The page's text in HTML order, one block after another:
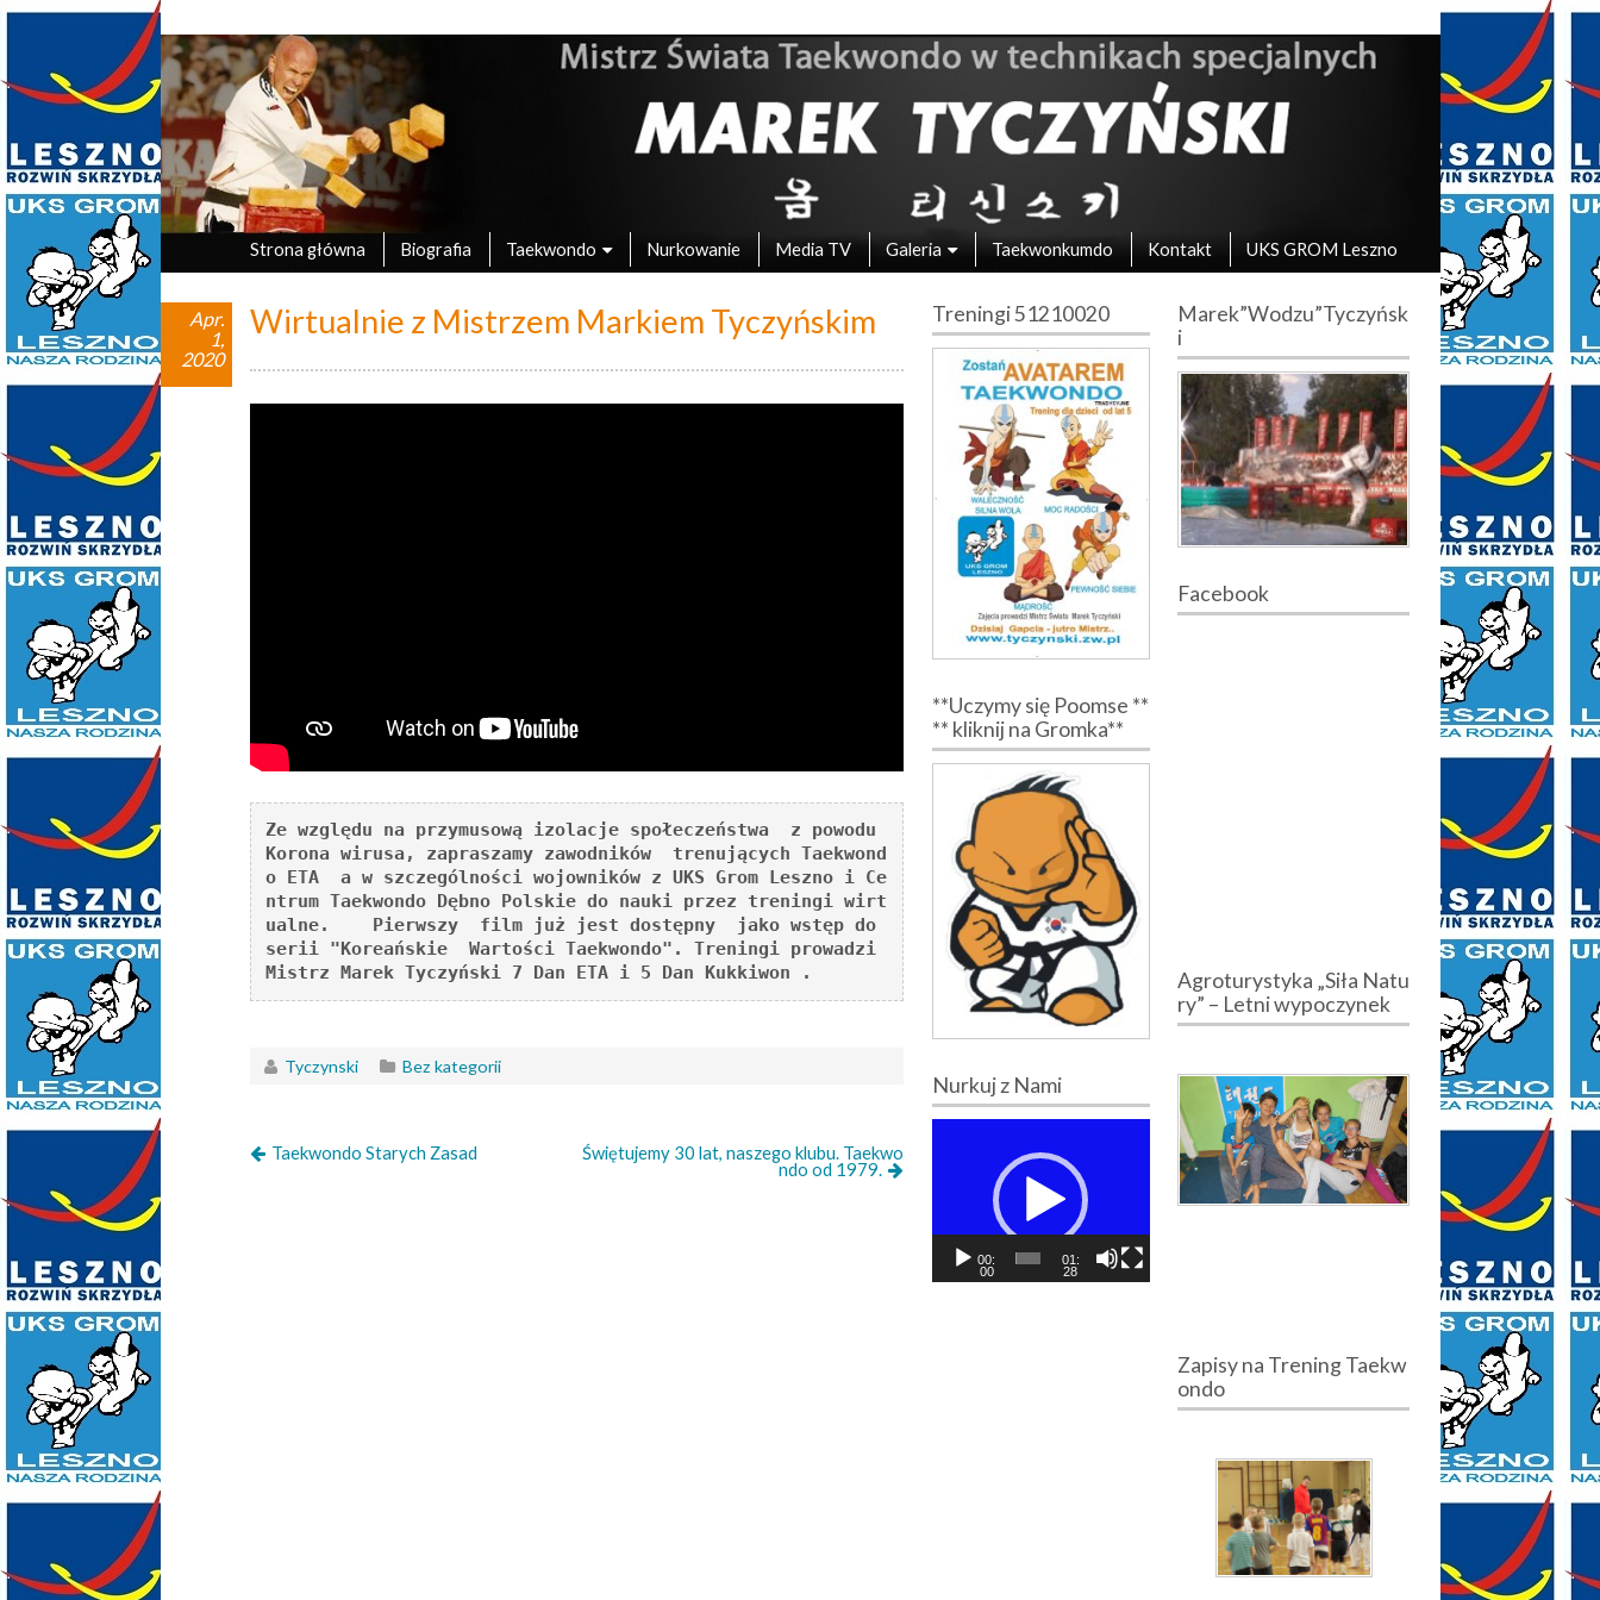
Marek Tyczyński – Mistrz Świata w Taekwondo
oficjalna strona UKS Grom Leszno
Strona główna Biografia Taekwondo Nurkowanie Media TV Galeria Taekwonkumdo Kontakt UKS GROM Leszno
Wirtualnie z Mistrzem Markiem Tyczyńskim
Apr.
1,
2020
Ze względu na przymusową izolacje społeczeństwa  z powodu
Korona wirusa, zapraszamy zawodników  trenujących Taekwond
o ETA  a w szczególności wojowników z UKS Grom Leszno i Ce
ntrum Taekwondo Dębno Polskie do nauki przez treningi wirt
ualne.    Pierwszy  film już jest dostępny  jako wstęp do
serii "Koreańskie  Wartości Taekwondo". Treningi prowadzi
Mistrz Marek Tyczyński 7 Dan ETA i 5 Dan Kukkiwon .
Tyczynski Bez kategorii
Taekwondo Starych Zasad Świętujemy 30 lat, naszego klubu. Taekwo
ndo od 1979.
Treningi 51210020
**Uczymy się Poomse **
** kliknij na Gromka**
Nurkuj z Nami
00:
00
01:
28
Marek”Wodzu”Tyczyńsk
i
Facebook
Agroturystyka „Siła Natu
ry” – Letni wypoczynek
Zapisy na Trening Taekw
ondo